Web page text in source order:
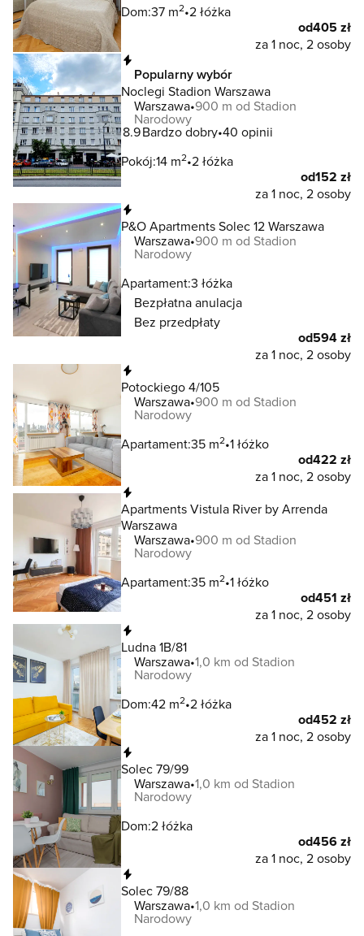
Dom:37 m2 2 łóżka
od405 zł
za 1 noc, 2 osoby
Popularny wybór
Noclegi Stadion Warszawa
Warszawa 900 m od Stadion
Narodowy
8.9Bardzo dobry 40 opinii
Pokój:14 m2 2 łóżka
od152 zł
za 1 noc, 2 osoby
P&O Apartments Solec 12 Warszawa
Warszawa 900 m od Stadion
Narodowy
Apartament:3 łóżka
Bezpłatna anulacja
Bez przedpłaty
od594 zł
za 1 noc, 2 osoby
Potockiego 4/105
Warszawa 900 m od Stadion
Narodowy
Apartament:35 m2 1 łóżko
od422 zł
za 1 noc, 2 osoby
Apartments Vistula River by Arrenda
Warszawa
Warszawa 900 m od Stadion
Narodowy
Apartament:35 m2 1 łóżko
od451 zł
za 1 noc, 2 osoby
Ludna 1B/81
Warszawa 1,0 km od Stadion
Narodowy
Dom:42 m2 2 łóżka
od452 zł
za 1 noc, 2 osoby
Solec 79/99
Warszawa 1,0 km od Stadion
Narodowy
Dom:2 łóżka
od456 zł
za 1 noc, 2 osoby
Solec 79/88
Warszawa 1,0 km od Stadion
Narodowy